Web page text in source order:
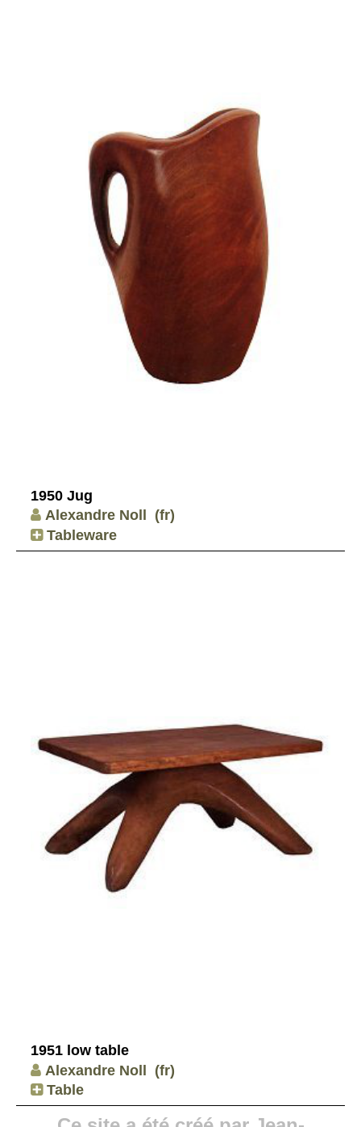
1950 Jug
Alexandre Noll
(fr)
Tableware
1951 low table
Alexandre Noll (fr)
Table